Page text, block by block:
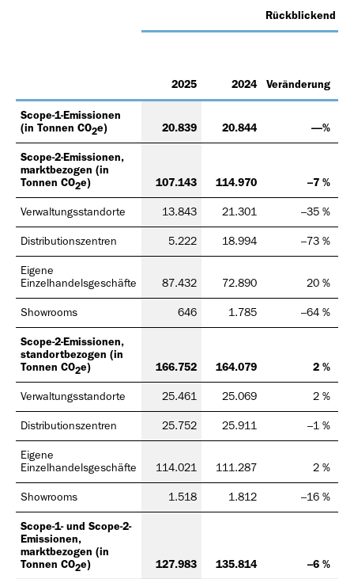
Rückblickend
2025 2024 Veränderung
Scope-1-Emissionen
(in Tonnen CO2e) 20.839 20.844 —%
Scope-2-Emissionen,
marktbezogen (in
Tonnen CO2e) 107.143 114.970 –7 %
Verwaltungsstandorte 13.843 21.301 –35 %
Distributionszentren 5.222 18.994 –73 %
Eigene
Einzelhandelsgeschäfte
87.432 72.890 20 %
Showrooms 646 1.785 –64 %
Scope-2-Emissionen,
standortbezogen (in
Tonnen CO2e) 166.752 164.079 2 %
Verwaltungsstandorte 25.461 25.069 2 %
Distributionszentren 25.752 25.911 –1 %
Eigene
Einzelhandelsgeschäfte
114.021 111.287 2 %
Showrooms 1.518 1.812 –16 %
Scope-1- und Scope-2-
Emissionen,
marktbezogen (in
Tonnen CO2e) 127.983 135.814 –6 %